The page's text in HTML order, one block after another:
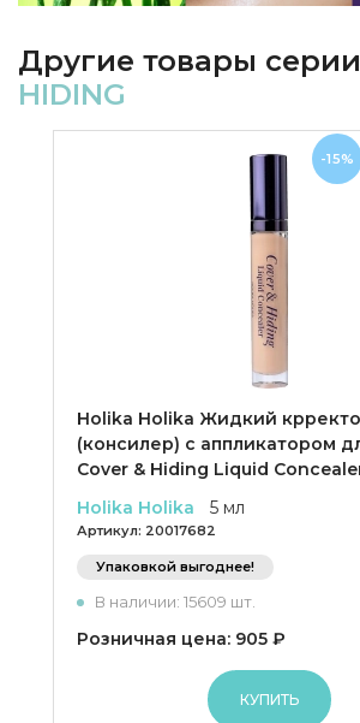
Другие товары серии
HIDING
Holika Holika Жидкий
(консилер) с аппликатором
Cover & Hiding Liquid
Holika Holika
5 мл
Артикул: 20017682
Упаковкой выгоднее!
В наличии: 15609 шт.
Розничная цена: 905 ₽
КУПИТЬ
-15%